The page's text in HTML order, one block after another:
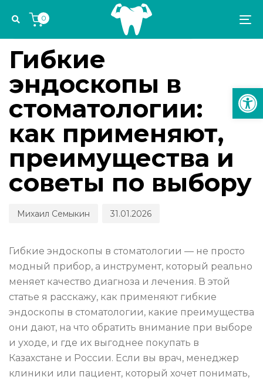
links
navigation
content
0
IN:
ОБЗОРЫ ОБОРУДОВАНИЯ И ТЕХНОЛОГИЙ
Гибкие
эндоскопы в
стоматологии:
как применяют,
преимущества и
советы по выбору
Михаил Семыкин
on:
31.01.2026
Гибкие эндоскопы в стоматологии — не просто
модный прибор, а инструмент, который реально
меняет качество диагноза и лечения. В этой
статье я расскажу, как применяют гибкие
эндоскопы в стоматологии, какие преимущества
они дают, на что обратить внимание при выборе
и уходе, и где их выгоднее покупать в
Казахстане и России. Если вы врач, менеджер
клиники или пациент, который хочет понимать,